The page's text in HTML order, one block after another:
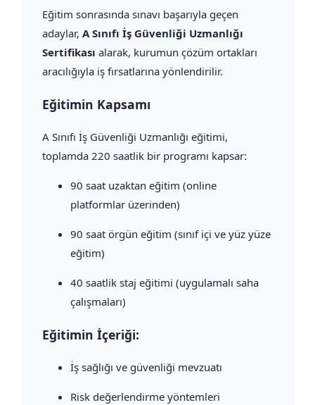
Eğitim sonrasında sınavı başarıyla geçen
adaylar, A Sınıfı İş Güvenliği Uzmanlığı
Sertifikası alarak, kurumun çözüm ortakları
aracılığıyla iş fırsatlarına yönlendirilir.
Eğitimin Kapsamı
A Sınıfı İş Güvenliği Uzmanlığı eğitimi,
toplamda 220 saatlik bir programı kapsar:
90 saat uzaktan eğitim (online
platformlar üzerinden)
90 saat örgün eğitim (sınıf içi ve yüz yüze
eğitim)
40 saatlik staj eğitimi (uygulamalı saha
çalışmaları)
Eğitimin İçeriği:
İş sağlığı ve güvenliği mevzuatı
Risk değerlendirme yöntemleri